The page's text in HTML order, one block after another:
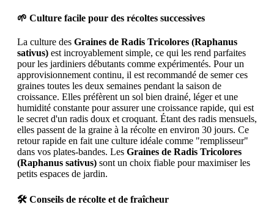
🌱 Culture facile pour des récoltes successives
La culture des Graines de Radis Tricolores (Raphanus
sativus) est incroyablement simple, ce qui les rend parfaites
pour les jardiniers débutants comme expérimentés. Pour un
approvisionnement continu, il est recommandé de semer ces
graines toutes les deux semaines pendant la saison de
croissance. Elles préfèrent un sol bien drainé, léger et une
humidité constante pour assurer une croissance rapide, qui est
le secret d'un radis doux et croquant. Étant des radis mensuels,
elles passent de la graine à la récolte en environ 30 jours. Ce
retour rapide en fait une culture idéale comme "remplisseur"
dans vos plates-bandes. Les Graines de Radis Tricolores
(Raphanus sativus) sont un choix fiable pour maximiser les
petits espaces de jardin.
🛠️ Conseils de récolte et de fraîcheur